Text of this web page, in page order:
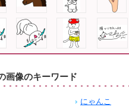
画像のキーワード
にゃんこ